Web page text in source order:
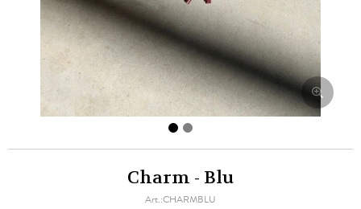
Charm - Blu
CHARMBLU